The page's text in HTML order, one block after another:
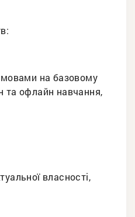
мовами на базовому
та офлайн навчання,
власності,